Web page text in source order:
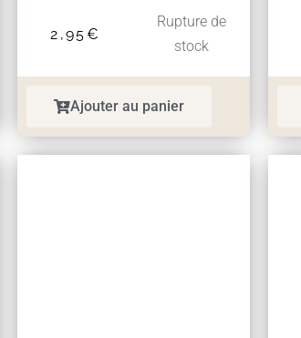
2,95€
Rupture de
stock
Ajouter au panier